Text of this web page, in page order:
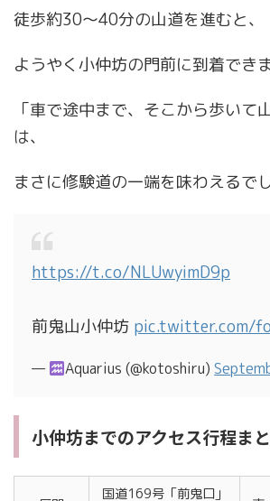
徒歩約30～40分の山道を進むと、
ようやく小仲坊の門前に到着できま
「車で途中まで、そこから歩いて
は、
まさに修験道の一端を味わえるでし
https://t.co/NLUwyimD9p
前鬼山小仲坊 pic.twitter.com/
— Aquarius (@kotoshiru)
小仲坊までのアクセス行程ま
国道169号「前鬼口」